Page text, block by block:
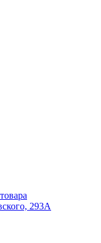
293А